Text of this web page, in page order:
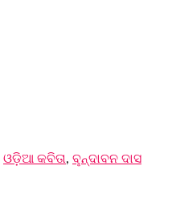
ଓଡ଼ିଆ କବିତା, ବୢନ୍ଦାବନ ଦାସ